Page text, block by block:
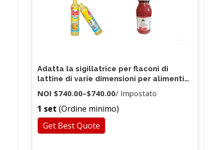
Adatta la sigillatrice per flaconi di
lattine di varie dimensioni per alimenti
secchi
NOI $740.00–$740.00/ Impostato
1 set (Ordine minimo)
Get Best Quote